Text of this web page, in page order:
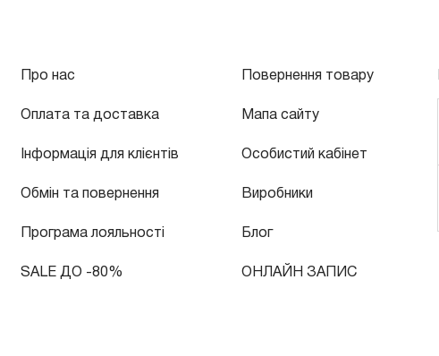
Про нас
Оплата та доставка
Інформація для клієнтів
Обмін та повернення
Програма лояльності
SALE ДО -80%
Повернення товару
Мапа сайту
Особистий кабінет
Виробники
Блог
ОНЛАЙН ЗАПИС